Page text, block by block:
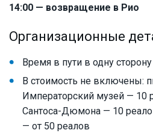
14:00 — возвращение в Рио
Организационные
Время в пути в одну
В стоимость не включены:
Императорский музей — 10
Сантоса-Дюмона — 10
— от 50 реалов